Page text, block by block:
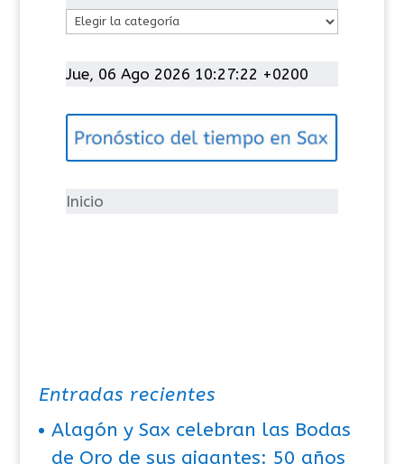
t
g
í
Jue, 06 Ago 2026 10:27:22 +0200
Inicio
Entradas recientes
Alagón y Sax celebran las Bodas
de Oro de sus gigantes: 50 años